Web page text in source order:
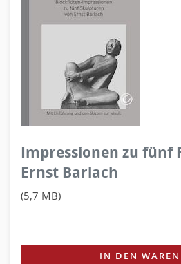
Impressionen zu fünf
Ernst Barlach
(5,7 MB)
IN DEN